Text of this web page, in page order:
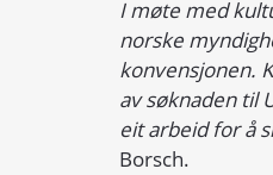
I møte med
norske
konvensjonen.
av søknaden til
eit arbeid for å
Borsch.